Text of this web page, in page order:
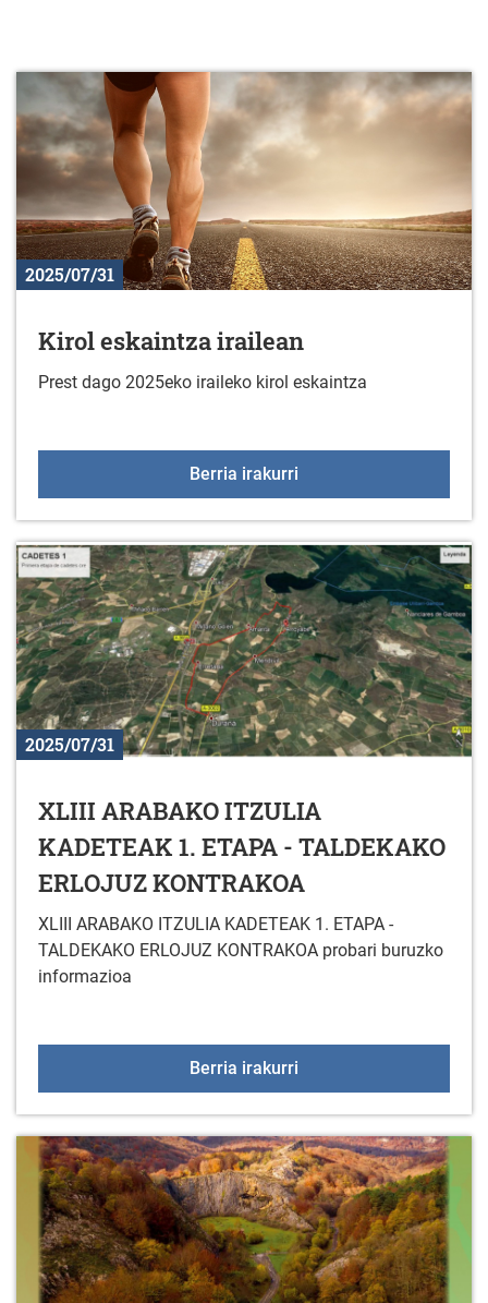
2025/07/31
Kirol eskaintza irailean
Prest dago 2025eko iraileko kirol eskaintza
Berria irakurri
2025/07/31
XLIII ARABAKO ITZULIA
KADETEAK 1. ETAPA - TALDEKAKO
ERLOJUZ KONTRAKOA
XLIII ARABAKO ITZULIA KADETEAK 1. ETAPA -
TALDEKAKO ERLOJUZ KONTRAKOA probari buruzko
informazioa
Berria irakurri